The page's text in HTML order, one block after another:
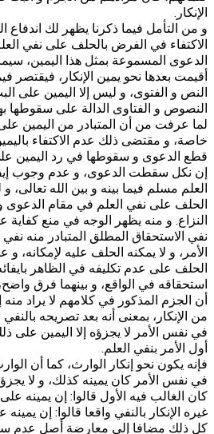
الإنكار.
و من التأمل فيما ذكرنا يظهر لك اندفاع
الاكتفاء في الفرض بالحلف على نفي
الدعوى المسموعة بمثل هذا اليمين،
أقيمت بعدها نحو يمين الإنكار، فيقتصر
النص و الفتوى، و ليس إلا اليمين على
النصوص و الفتاوى الدالة على سقوطها
لما عرفت من أن المتبادر من‌ اليمين
خاصة، و مقتضى ذلك عدم الاكتفاء
قطع الدعوى و سقوطها في رد اليمين
إن نكل سقطت الدعوى، و عدم وجوب
العلم مسلم فيما بينه و بين الله تعالى،
الحلف على نفي العلم في مقام الدعوى
النزاع. و منه يظهر الوجه في منع
نفي الاستحقاق المطلق المتبادر منه
الأمر، و لا يمكنه الحلف عليه لإمكانه، و
الحلف على عدم تكليفه في الظاهر
استحقاقه في الواقع، و بينهما فرق
أن الجزم المذكور في كلامهم لا يراد منه
من الإنكار، بمعنى أنه بعد تصريحه
في نفس الأمر لا يجزؤه إلا اليمين على
أول الأمر بنفي العلم.
فإنه يكون نحو إنكار الوارث، كما أن
في نفس الأمر كان يمينه كذلك، و لا
كان الغالب فيه الأول قالوا: إن يمينه
غيره الإنكار بالنفي واقعا قالوا: إن يمينه
كل ذلك مضافا إلى معارضة أصل عدم